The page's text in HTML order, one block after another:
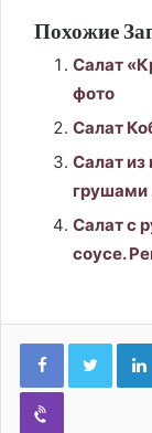
Похожие
Салат
фото
Салат
Салат из
грушами
Салат с
соусе.
Viber